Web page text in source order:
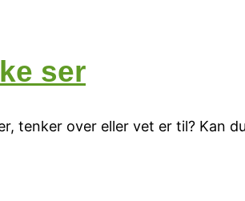
ser
tenker over eller vet er til? Kan